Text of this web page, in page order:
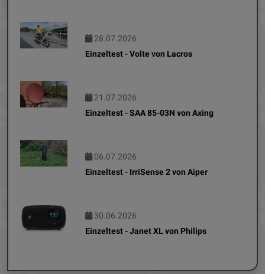
28.07.2026
Einzeltest - Volte von Lacros
21.07.2026
Einzeltest - SAA 85-03N von Axing
06.07.2026
Einzeltest - IrriSense 2 von Aiper
30.06.2026
Einzeltest - Janet XL von Philips